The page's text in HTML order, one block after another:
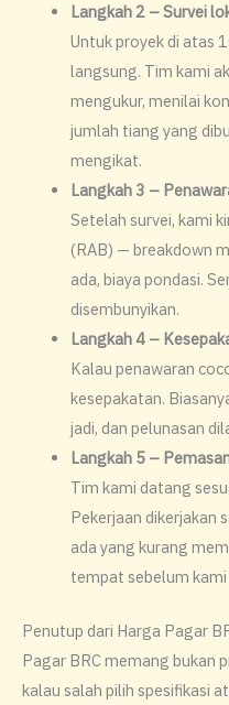
Langkah 2 – Survei
Untuk proyek di atas
langsung. Tim kami
mengukur, menilai
jumlah tiang yang
mengikat.
Langkah 3 –
Setelah survei, kami
(RAB) — breakdown
ada, biaya pondasi.
disembunyikan.
Langkah 4 –
Kalau penawaran
kesepakatan.
jadi, dan pelunasan
Langkah 5 –
Tim kami datang
Pekerjaan dikerjakan
ada yang kurang
tempat sebelum kami
Penutup dari Harga Pagar
Pagar BRC memang bukan
kalau salah pilih spesifikasi